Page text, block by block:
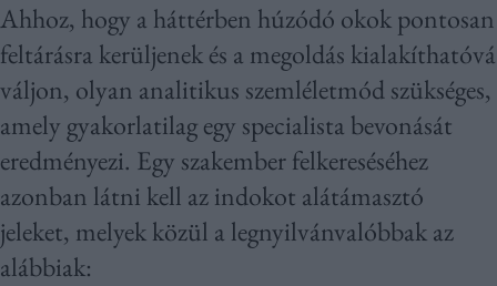
Ahhoz, hogy a háttérben húzódó okok pontosan
feltárásra kerüljenek és a megoldás kialakíthatóvá
váljon, olyan analitikus szemléletmód szükséges,
amely gyakorlatilag egy specialista bevonását
eredményezi. Egy szakember felkereséséhez
azonban látni kell az indokot alátámasztó
jeleket, melyek közül a legnyilvánvalóbbak az
alábbiak: